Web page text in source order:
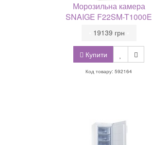
Морозильна камера
SNAIGE F22SM-T1000E
Купити
19139 грн
Код товару: 592164